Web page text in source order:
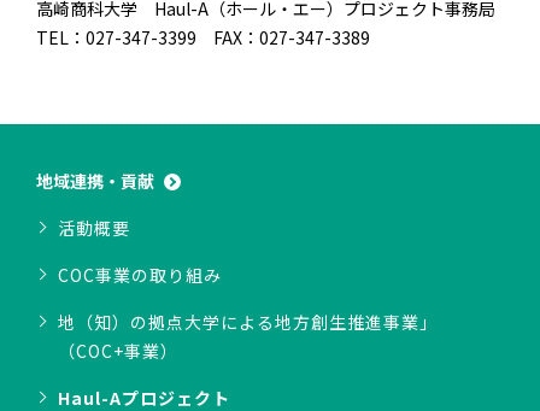
高崎商科大学 Haul-A（ホール・エー）プロジェクト事務局
TEL：027-347-3399 FAX：027-347-3389
地域連携・貢献
活動概要
COC事業の取り組み
地（知）の拠点大学による地方創生推進事業」
（COC+事業）
Haul-Aプロジェクト